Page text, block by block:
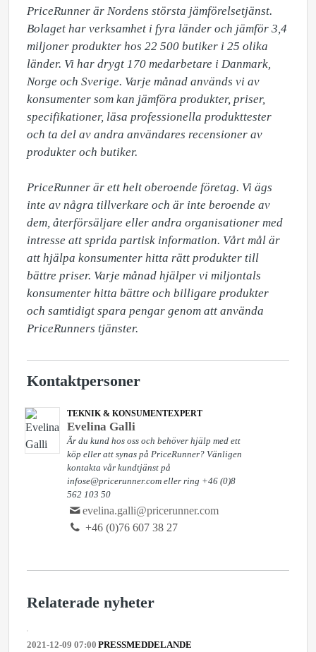
PriceRunner är Nordens största jämförelsetjänst.
Bolaget har verksamhet i fyra länder och jämför 3,4
miljoner produkter hos 22 500 butiker i 25 olika
länder. Vi har drygt 170 medarbetare i Danmark,
Norge och Sverige. Varje månad används vi av
konsumenter som kan jämföra produkter, priser,
specifikationer, läsa professionella produkttester
och ta del av andra användares recensioner av
produkter och butiker.
PriceRunner är ett helt oberoende företag. Vi ägs
inte av några tillverkare och är inte beroende av
dem, återförsäljare eller andra organisationer med
intresse att sprida partisk information. Vårt mål är
att hjälpa konsumenter hitta rätt produkter till
bättre priser. Varje månad hjälper vi miljontals
konsumenter hitta bättre och billigare produkter
och samtidigt spara pengar genom att använda
PriceRunners tjänster.
Kontaktpersoner
TEKNIK & KONSUMENTEXPERT
Evelina Galli
Är du kund hos oss och behöver hjälp med ett
köp eller att synas på PriceRunner? Vänligen
kontakta vår kundtjänst på
infose@pricerunner.com eller ring +46 (0)8
562 103 50
evelina.galli@pricerunner.com
+46 (0)76 607 38 27
Relaterade nyheter
2021-12-09 07:00 PRESSMEDDELANDE